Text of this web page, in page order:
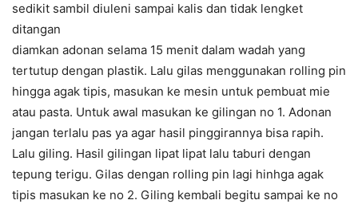
sedikit sambil diuleni sampai kalis dan tidak lengket
ditangan
diamkan adonan selama 15 menit dalam wadah yang
tertutup dengan plastik. Lalu gilas menggunakan rolling pin
hingga agak tipis, masukan ke mesin untuk pembuat mie
atau pasta. Untuk awal masukan ke gilingan no 1. Adonan
jangan terlalu pas ya agar hasil pinggirannya bisa rapih.
Lalu giling. Hasil gilingan lipat lipat lalu taburi dengan
tepung terigu. Gilas dengan rolling pin lagi hinhga agak
tipis masukan ke no 2. Giling kembali begitu sampai ke no